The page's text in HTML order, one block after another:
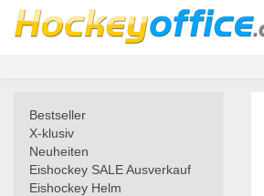
Bestseller
X-klusiv
Neuheiten
Eishockey SALE Ausverkauf
Eishockey Helm